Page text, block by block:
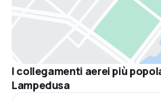
I collegamenti aerei più
Lampedusa